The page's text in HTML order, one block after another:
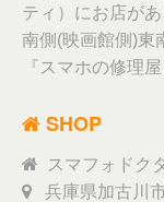
ティ）にお店が
南側(映画館側)東
『スマホの修理
SHOP
スマフォドク
兵庫県加古川